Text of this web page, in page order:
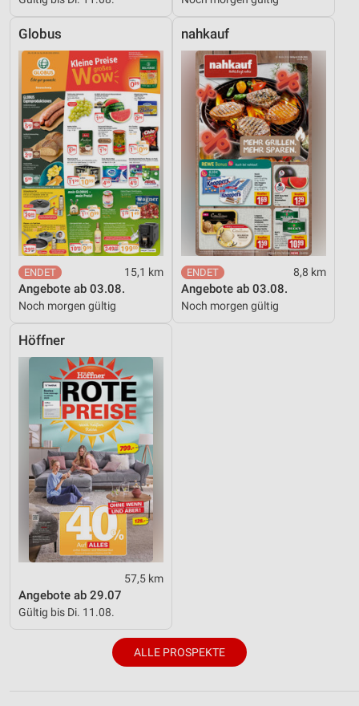
Globus
15,1 km
Angebote ab 03.08.
Noch morgen gültig
nahkauf
8,8 km
Angebote ab 03.08.
Noch morgen gültig
Höffner
57,5 km
Angebote ab 29.07
Gültig bis Di. 11.08.
ALLE PROSPEKTE